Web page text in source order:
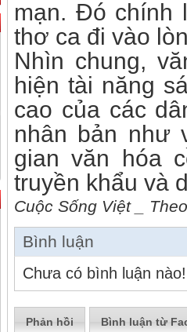
mạn. Đó chính
thơ ca đi vào
Nhìn chung,
hiện tài năng
cao của các
nhân bản như
gian văn hóa
truyền khẩu và
Cuộc Sống Việt _
Bình luận
Chưa có bình luận nào!
Phản hồi Bình luận từ